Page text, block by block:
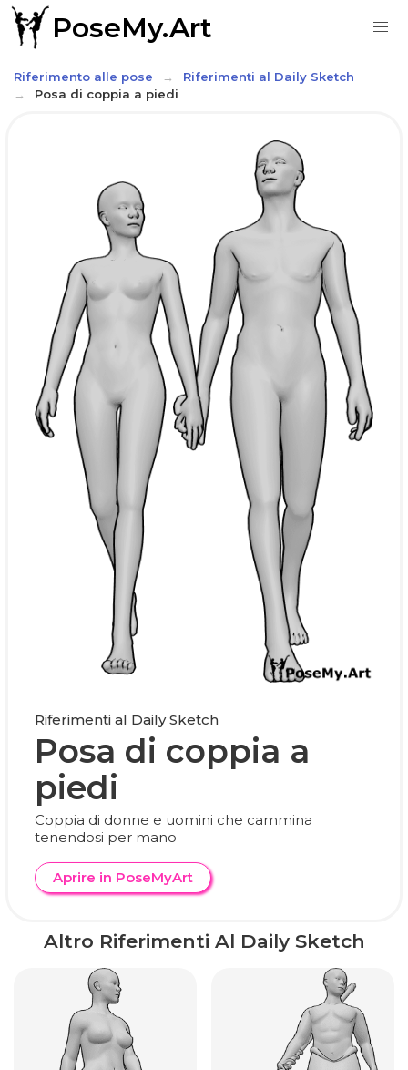
PoseMy.Art
Riferimento alle pose
Riferimenti al Daily Sketch
Posa di coppia a piedi
Riferimenti al Daily Sketch
Posa di coppia a
piedi
Coppia di donne e uomini che cammina
tenendosi per mano
Aprire in PoseMyArt
Altro Riferimenti Al Daily Sketch